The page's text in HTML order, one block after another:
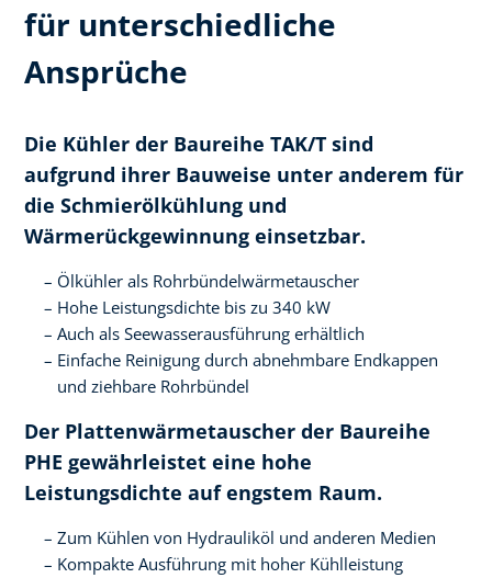
für unterschiedliche
Ansprüche
Die Kühler der Baureihe TAK/T sind
aufgrund ihrer Bauweise unter anderem für
die Schmierölkühlung und
Wärmerückgewinnung einsetzbar.
Ölkühler als Rohrbündelwärmetauscher
Hohe Leistungsdichte bis zu 340 kW
Auch als Seewasserausführung erhältlich
Einfache Reinigung durch abnehmbare Endkappen
und ziehbare Rohrbündel
Der Plattenwärmetauscher der Baureihe
PHE gewährleistet eine hohe
Leistungsdichte auf engstem Raum.
Zum Kühlen von Hydrauliköl und anderen Medien
Kompakte Ausführung mit hoher Kühlleistung